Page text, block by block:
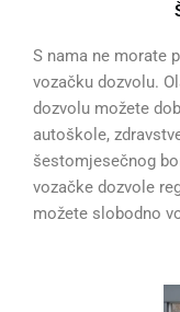
S nama ne morate
vozačku dozvolu.
dozvolu možete
autoškole,
šestomjesečnog
vozačke dozvole
možete slobodno